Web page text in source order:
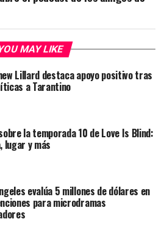
MAY LIKE
Lillard destaca apoyo positivo tras
a Tarantino
la temporada 10 de Love Is Blind:
lugar y más
evalúa 5 millones de dólares en
para microdramas